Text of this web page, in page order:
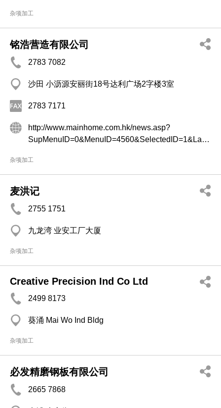
杂项加工
铭浩营造有限公司
2783 7082
沙田 小沥源安丽街18号达利广场2字楼3室
2783 7171
http://www.mainhome.com.hk/news.asp?
SupMenuID=0&MenuID=4560&SelectedID=1&Langid=315
杂项加工
麦洪记
2755 1751
九龙湾 业安工厂大厦
杂项加工
Creative Precision Ind Co Ltd
2499 8173
葵涌 Mai Wo Ind Bldg
杂项加工
必发精磨钢板有限公司
2665 7868